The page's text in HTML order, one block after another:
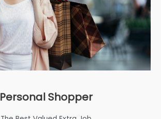
Personal Shopper